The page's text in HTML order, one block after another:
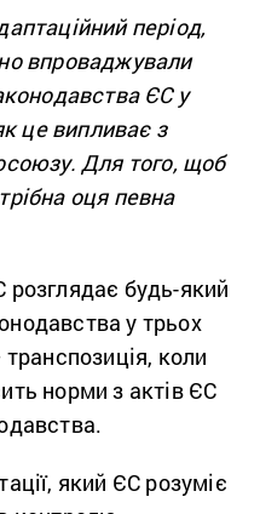
період,
впроваджували
ЄС у
це випливає з
Для того, щоб
оця певна
будь-який
у трьох
коли
норми з актів ЄС
який ЄС розуміє